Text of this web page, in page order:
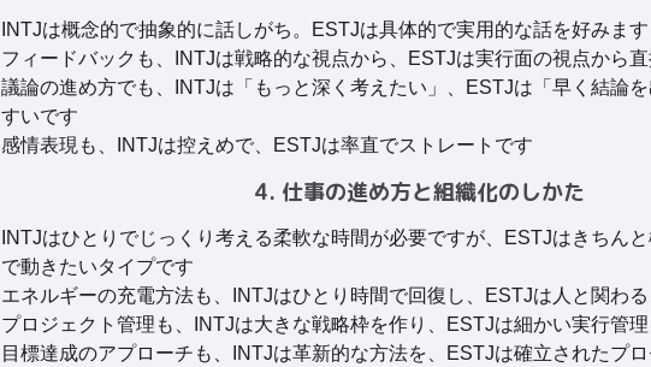
INTJは概念的で抽象的に話しがち。ESTJは具体的で実用的な話を好みます
フィードバックも、INTJは戦略的な視点から、ESTJは実行面の視点から
議論の進め方でも、INTJは「もっと深く考えたい」、ESTJは「早く結論
すいです
感情表現も、INTJは控えめで、ESTJは率直でストレートです
4. 仕事の進め方と組織化のしかた
INTJはひとりでじっくり考える柔軟な時間が必要ですが、ESTJはきちん
で動きたいタイプです
エネルギーの充電方法も、INTJはひとり時間で回復し、ESTJは人と関わ
プロジェクト管理も、INTJは大きな戦略枠を作り、ESTJは細かい実行管
目標達成のアプローチも、INTJは革新的な方法を、ESTJは確立されたプ